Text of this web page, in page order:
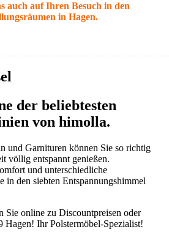
auch auf Ihren Besuch in den
in Hagen.
der beliebtesten
von himolla.
und Garnituren können Sie so richtig
völlig entspannt genießen.
und unterschiedliche
in den siebten Entspannungshimmel
Sie online zu Discountpreisen oder
Hagen! Ihr Polstermöbel-Spezialist!